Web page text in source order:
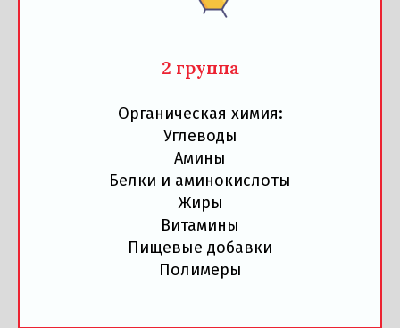
2 группа
Органическая химия:
Углеводы
Амины
Белки и аминокислоты
Жиры
Витамины
Пищевые добавки
Полимеры